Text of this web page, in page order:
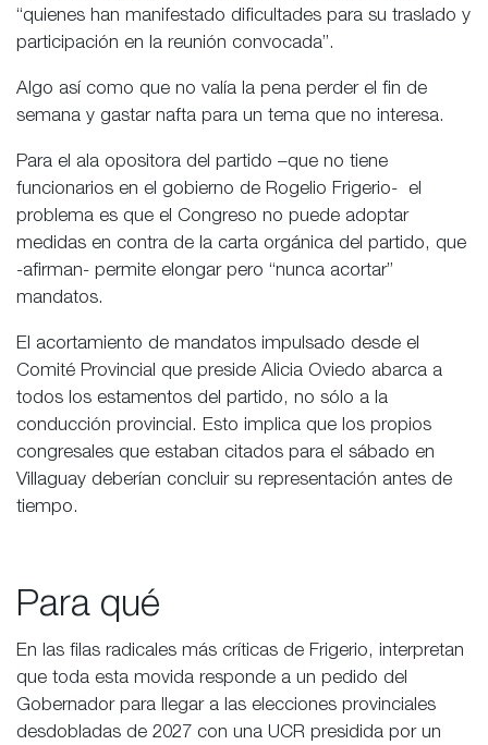
“quienes han manifestado dificultades para su traslado y
participación en la reunión convocada”.
Algo así como que no valía la pena perder el fin de
semana y gastar nafta para un tema que no interesa.
Para el ala opositora del partido –que no tiene
funcionarios en el gobierno de Rogelio Frigerio- el
problema es que el Congreso no puede adoptar
medidas en contra de la carta orgánica del partido, que
-afirman- permite elongar pero “nunca acortar”
mandatos.
El acortamiento de mandatos impulsado desde el
Comité Provincial que preside Alicia Oviedo abarca a
todos los estamentos del partido, no sólo a la
conducción provincial. Esto implica que los propios
congresales que estaban citados para el sábado en
Villaguay deberían concluir su representación antes de
tiempo.
Para qué
En las filas radicales más críticas de Frigerio, interpretan
que toda esta movida responde a un pedido del
Gobernador para llegar a las elecciones provinciales
desdobladas de 2027 con una UCR presidida por un